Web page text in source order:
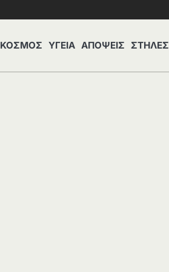
ΚΟΣΜΟΣ ΥΓΕΙΑ ΑΠΟΨΕΙΣ ΣΤΗΛΕΣ